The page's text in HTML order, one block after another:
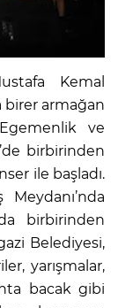
Kemal
birer armağan
ve
birbirinden
ile başladı.
birbirinden
Belediyesi,
yarışmalar,
bacak gibi